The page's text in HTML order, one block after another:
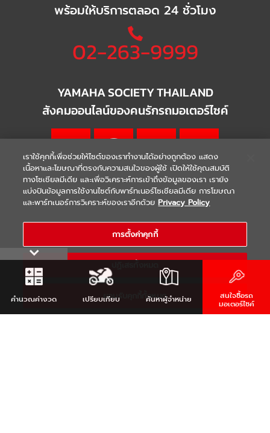
พร้อมให้บริการตลอด 24 ชั่วโมง
02-263-9999
YAMAHA SOCIETY THAILAND
สังคมออนไลน์ของคนรักรถมอเตอร์ไซค์
WARRANTY | Terms & Conditions
COPYRIGHT 2021 THAI YAMAHA MOTOR CO.,LTD. ALL RIGHTS
RESERVED
คำนวณค่างวด เปรียบเทียบ ค้นหาผู้จำหน่าย สนใจซื้อรถ
มอเตอร์ไซค์
เราใช้คุกกี้เพื่อช่วยให้ไซต์ของเราทำงานได้อย่างถูกต้อง แสดง
เนื้อหาและโฆษณาที่ตรงกับความสนใจของผู้ใช้ เปิดให้ใช้คุณสมบัติ
ทางโซเชียลมีเดีย และเพื่อวิเคราะห์การเข้าถึงข้อมูลของเรา เรายัง
แบ่งปันข้อมูลการใช้งานไซต์กับพาร์ทเนอร์โซเชียลมีเดีย การโฆษณา
และพาร์ทเนอร์การวิเคราะห์ของเราอีกด้วย Privacy Policy
การตั้งค่าคุกกี้
ยอมรับคุกกี้ทั้งหมด